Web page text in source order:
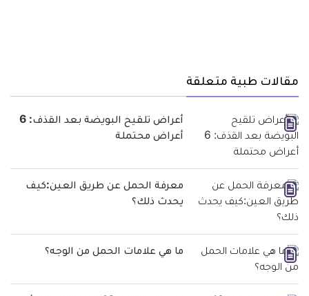
مقالات طبية متعلقة
أعراض تلقيح البويضة بعد القذف: 6
أعراض محتملة
معرفة الحمل عن طريق العين:كيف
يحدث ذلك؟
ما هي علامات الحمل من الوجه؟